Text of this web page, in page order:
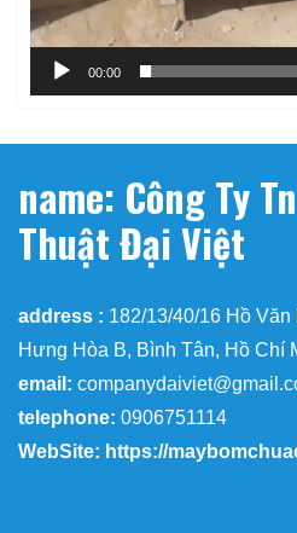
00:00
name: Công Ty
Thuật Đại Việt
address : 182/13/40/16 Hồ
Hưng Hòa B, Bình Tân, Hồ Chí
email:
telephone: 0906751114
WebSite: https://